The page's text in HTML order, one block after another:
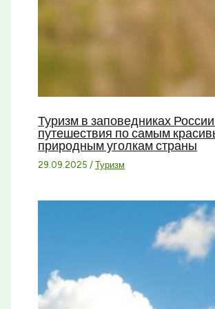
Туризм в заповедниках
путешествия по самым
природным уголкам страны
29.09.2025/Туризм